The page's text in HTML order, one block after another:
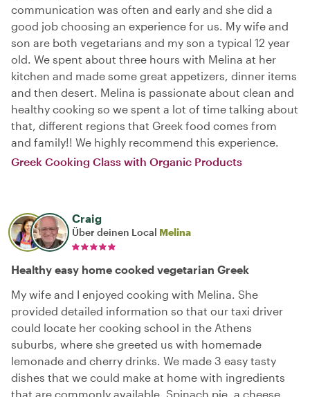
communication was often and early and she did a
good job choosing an experience for us. My wife and
son are both vegetarians and my son a typical 12 year
old. We spent about three hours with Melina at her
kitchen and made some great appetizers, dinner items
and then desert. Melina is passionate about clean and
healthy cooking so we spent a lot of time talking about
that, different regions that Greek food comes from
and family!! We highly recommend this experience.
Greek Cooking Class with Organic Products
Craig
Über deinen Local Melina
Healthy easy home cooked vegetarian Greek
My wife and I enjoyed cooking with Melina. She
provided detailed information so that our taxi driver
could locate her cooking school in the Athens
suburbs, where she greeted us with homemade
lemonade and cherry drinks. We made 3 easy tasty
dishes that we could make at home with ingredients
that are commonly available. Spinach pie, a cheese